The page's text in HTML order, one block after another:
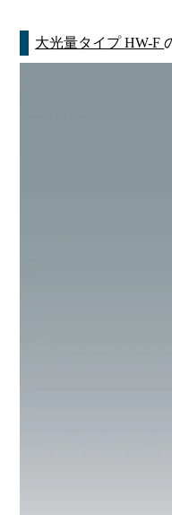
大光量タイプ HW-F